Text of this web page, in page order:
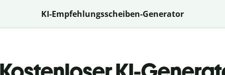
KI-Empfehlungsscheiben-Generator